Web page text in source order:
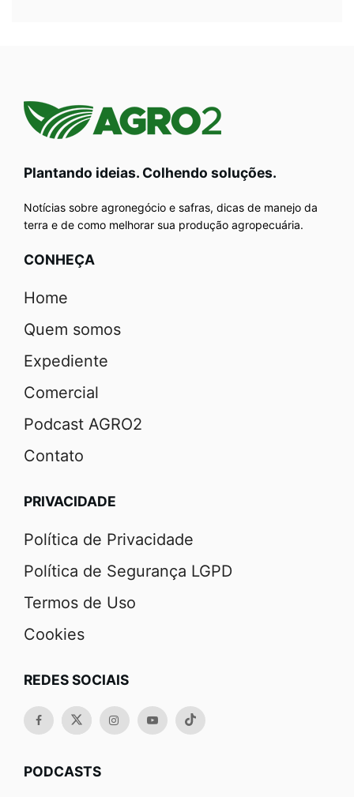
Plantando ideias. Colhendo soluções.
Notícias sobre agronegócio e safras, dicas de manejo da
terra e de como melhorar sua produção agropecuária.
CONHEÇA
Home
Quem somos
Expediente
Comercial
Podcast AGRO2
Contato
PRIVACIDADE
Política de Privacidade
Política de Segurança LGPD
Termos de Uso
Cookies
REDES SOCIAIS
PODCASTS